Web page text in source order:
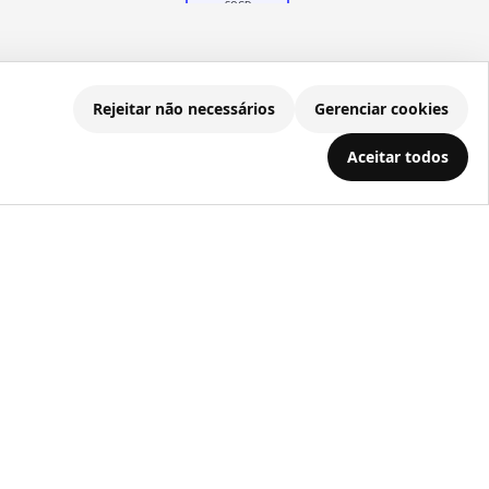
Rejeitar não necessários Gerenciar cookies
Aceitar todos